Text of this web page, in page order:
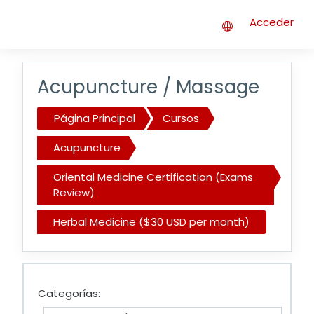
Acceder
Acupuncture / Massage
Página Principal
Cursos
Acupuncture
Oriental Medicine Certification (Exams
Review)
Herbal Medicine ($30 USD per month)
Categorías: